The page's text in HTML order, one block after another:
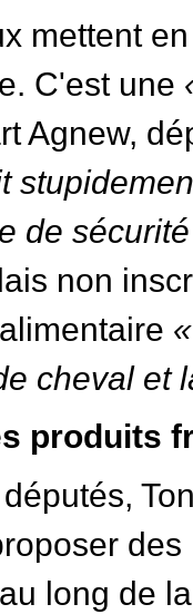
mettent
C'est une
Agnew,
de
non
cheval et
produits
long de